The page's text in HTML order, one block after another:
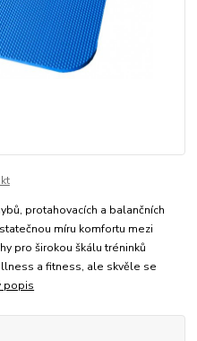
protahovacích a balančních
míru komfortu mezi
pro širokou škálu tréninků
a fitness, ale skvěle se
popis